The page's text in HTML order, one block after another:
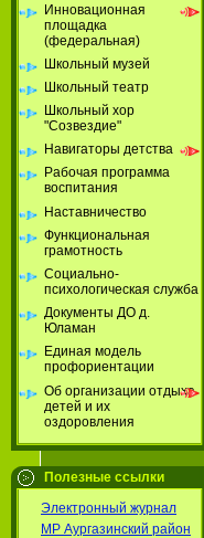
Инновационная
площадка
(федеральная)
Школьный музей
Школьный театр
Школьный хор
"Созвездие"
Навигаторы детства
Рабочая программа
воспитания
Наставничество
Функциональная
грамотность
Социально-
психологическая служба
Документы ДО д.
Юламан
Единая модель
профориентации
Об организации отдыха
детей и их
оздоровления
Полезные ссылки
Электронный журнал
МР Аургазинский район